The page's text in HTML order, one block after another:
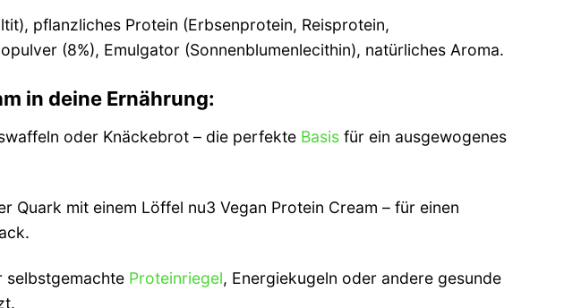
pflanzliches Protein (Erbsenprotein, Reisprotein,
(8%), Emulgator (Sonnenblumenlecithin), natürliches Aroma.
in deine Ernährung:
oder Knäckebrot – die perfekte Basis für ein ausgewogenes
Quark mit einem Löffel nu3 Vegan Protein Cream – für einen
selbstgemachte Proteinriegel, Energiekugeln oder andere gesunde